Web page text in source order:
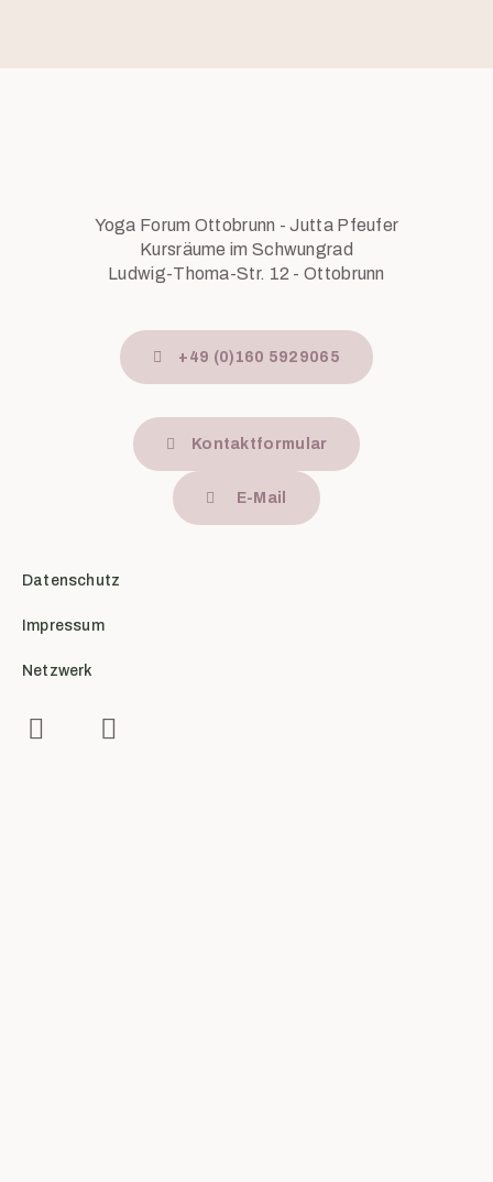
Yoga Forum Ottobrunn - Jutta Pfeufer
Kursräume im Schwungrad
Ludwig-Thoma-Str. 12 - Ottobrunn
+49 (0)160 5929065
Kontaktformular
E-Mail
Datenschutz
Impressum
Netzwerk